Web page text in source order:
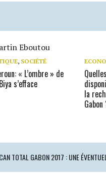
, SOCIÉTÉ
« L’ombre » de
s’efface
la
Gabon
TOTAL GABON 2017 : UNE